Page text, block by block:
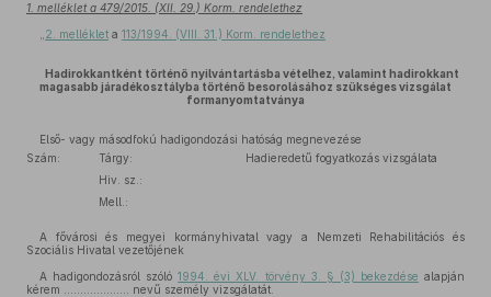
1. melléklet a 479/2015. (XII. 29.) Korm. rendelethez
2. melléklet a 113/1994. (VIII. 31.) Korm. rendelethez
Hadirokkantként történő nyilvántartásba vételhez, valamint hadirokkant
magasabb járadékosztályba történő besorolásához szükséges vizsgálat
formanyomtatványa
Első- vagy másodfokú hadigondozási hatóság megnevezése
Szám:
Tárgy:
Hadieredetű fogyatkozás vizsgálata
Hiv. sz.:
Mell.:
A fővárosi és megyei kormányhivatal vagy a Nemzeti Rehabilitációs és
Szociális Hivatal vezetőjének
A hadigondozásról szóló1994. évi XLV. törvény 3. § (3) bekezdése alapján
kérem .................... nevű személy vizsgálatát.